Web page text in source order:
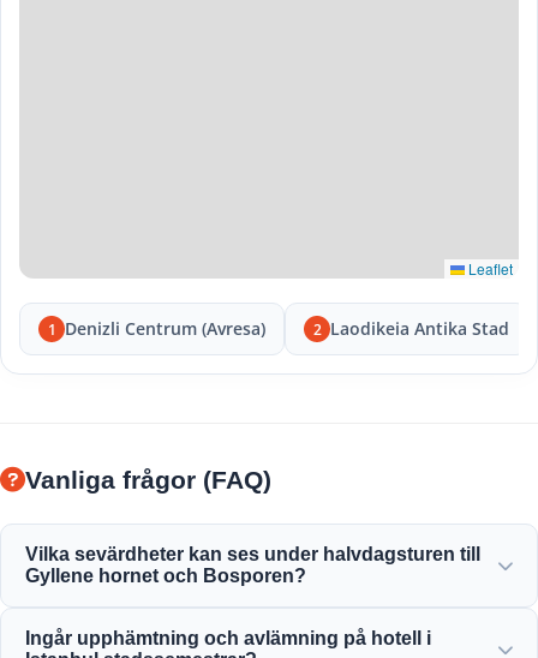
Leaflet
1 Denizli Centrum (Avresa) 2 Laodikeia Antika Stad
Vanliga frågor (FAQ)
Vilka sevärdheter kan ses under halvdagsturen till
Gyllene hornet och Bosporen?
Gyllene hornet, Bosporenbron, Dolmabahçepalatset,
Ingår upphämtning och avlämning på hotell i